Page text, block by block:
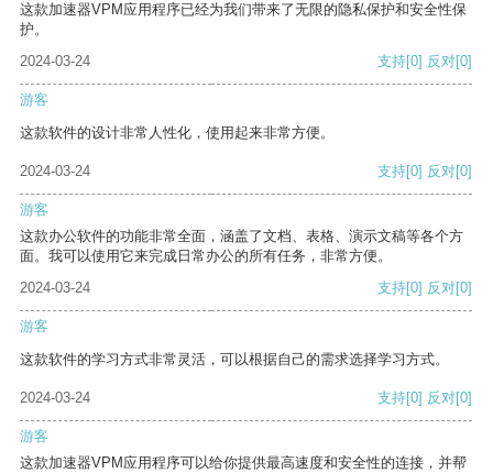
这款加速器VPM应用程序已经为我们带来了无限的隐私保护和安全性保
护。
2024-03-24
支持[0] 反对[0]
游客
这款软件的设计非常人性化，使用起来非常方便。
2024-03-24 支持[0] 反对[0]
游客
这款办公软件的功能非常全面，涵盖了文档、表格、演示文稿等各个方
面。我可以使用它来完成日常办公的所有任务，非常方便。
2024-03-24
支持[0] 反对[0]
游客
这款软件的学习方式非常灵活，可以根据自己的需求选择学习方式。
2024-03-24 支持[0] 反对[0]
游客
这款加速器VPM应用程序可以给你提供最高速度和安全性的连接，并帮